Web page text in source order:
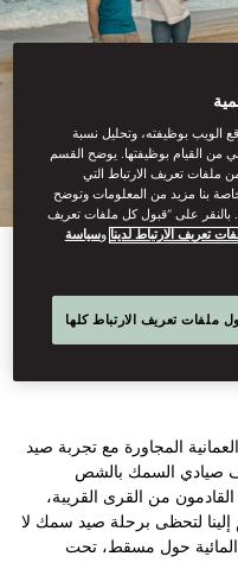
المجاورة مع تجربة صيد
صيادي السمك بالشص
من القرى القريبة،
إلينا لتحظى برحلة صيد سمك لا
حول مسقط، تحت
الويب بوظيفته، وتحليل نسبة
من القيام بوظيفتها. يوضح القسم
ملفات تعريف الارتباط التي
بنا مزيد من المعلومات وتوضح
بالنقر على “قبول كل ملفات تعريف
تعريف الارتباط لدينا وسياسة
ملفات تعريف الارتباط كلها